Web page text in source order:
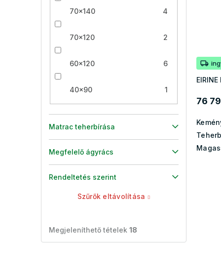
70x140 4
70x120 2
60x120 6
40x90 1
Matrac teherbírása
Megfelelő ágyrács
Rendeltetés szerint
Szűrők eltávolítása
Megjeleníthető tételek 18
76